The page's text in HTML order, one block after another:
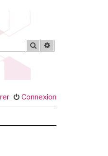
Rechercher
Connexion